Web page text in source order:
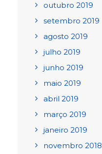
outubro 2019
setembro 2019
agosto 2019
julho 2019
junho 2019
maio 2019
abril 2019
março 2019
janeiro 2019
novembro 2018